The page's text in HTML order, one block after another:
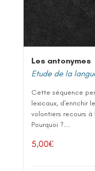
Les antonymes
Etude de la
Cette séquence
lexicaux, d'enrichir
volontiers recours
Pourquoi ?...
5,00€